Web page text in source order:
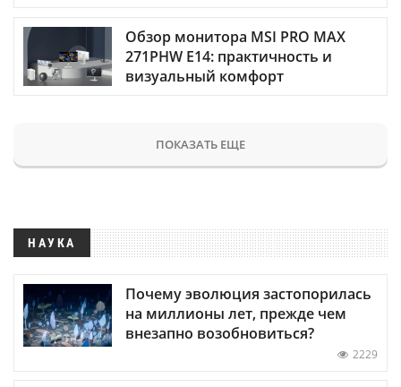
Обзор монитора MSI PRO MAX
271PHW E14: практичность и
визуальный комфорт
ПОКАЗАТЬ ЕЩЕ
НАУКА
Почему эволюция застопорилась
на миллионы лет, прежде чем
внезапно возобновиться?
2229